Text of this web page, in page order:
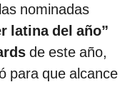
nominadas
latina del año”
de este año,
para que alcance